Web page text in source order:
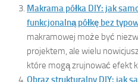
Makrama półka DIY: jak
funkcjonalną półkę bez
makramowej może być
projektem, ale wielu
które mogą zrujnować efekt
Obraz strukturalny DIY: jak